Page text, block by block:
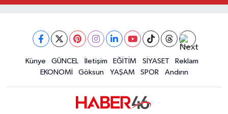
11:18 |Kahramanmaraş Depreminin Etkisi Bitmedi?
Gaziantep Nurdağı'nda 4.5 Büyüklüğünde
Künye GÜNCEL İletişim EĞİTİM SİYASET
Reklam
EKONOMİ
Göksun YAŞAM SPOR Andırın